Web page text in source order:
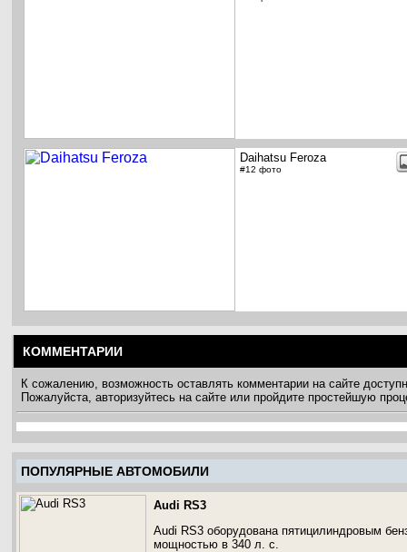
Daihatsu Feroza
#12 фото
КОММЕНТАРИИ
К сожалению, возможность оставлять комментарии на сайте
Пожалуйста, авторизуйтесь на сайте или пройдите простейшую
ПОПУЛЯРНЫЕ АВТОМОБИЛИ
Audi RS3
Audi RS3 оборудована пятицилиндровым
мощностью в 340 л. с.